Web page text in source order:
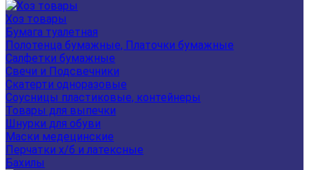
Хоз товары
Бумага туалетная
Полотенца бумажные, Платочки бумажные
Салфетки бумажные
Свечи и Подсвечники
Скатерти одноразовые
Соусницы пластиковые, контейнеры
Товары для выпечки
Шнурки для обуви
Маски медецинские
Перчатки х/б и латексные
Бахилы